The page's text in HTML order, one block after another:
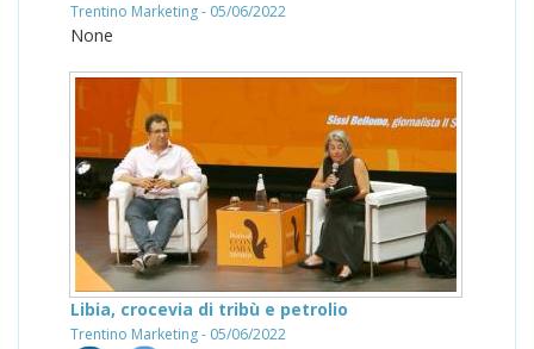
Trentino Marketing - 05/06/2022
None
Libia, crocevia di tribù e petrolio
Trentino Marketing - 05/06/2022